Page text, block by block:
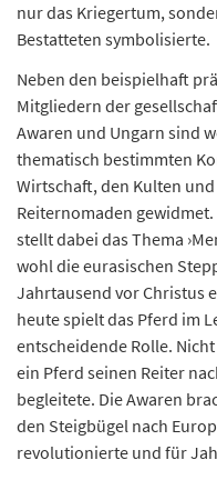
nur das Kriegertum,
Bestatteten symbolisierte.
Neben den beispielhaft
Mitgliedern der
Awaren und Ungarn sind
thematisch bestimmten
Wirtschaft, den Kulten
Reiternomaden
stellt dabei das Thema
wohl die eurasischen
Jahrtausend vor Christus
heute spielt das Pferd im
entscheidende Rolle.
ein Pferd seinen Reiter
begleitete. Die Awaren
den Steigbügel nach
revolutionierte und für